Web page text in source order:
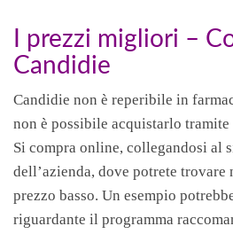
I prezzi migliori –
Candidie
Candidie non è reperibile in
non è possibile acquistarlo
Si compra online, collegandosi al
dell’azienda, dove potrete trovare
prezzo basso. Un esempio
riguardante il programma